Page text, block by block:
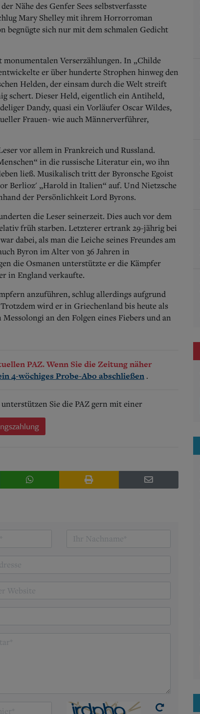
Nähe des Genfer Sees selbstverfasste
Mary Shelley mit ihrem Horrorroman
begnügte sich nur mit dem schmalen Gedicht
Verserzählungen. In „Childe
er über hunderte Strophen hinweg den
Helden, der einsam durch die Welt streift
schert. Dieser Held, eigentlich ein Antiheld,
Dandy, quasi ein Vorläufer Oscar Wildes,
Frauen- wie auch Männerverführer,
vor allem in Frankreich und Russland.
in die russische Literatur ein, wo ihn
ließ. Musikalisch tritt der Byronsche Egoist
Berlioz' „Harold in Italien“ auf. Und Nietzsche
der Persönlichkeit Lord Byrons.
die Leser seinerzeit. Dies auch vor dem
früh starben. Letzterer ertrank 29-jährig bei
dabei, als man die Leiche seines Freundes am
Byron im Alter von 36 Jahren in
die Osmanen unterstützte er die Kämpfer
in England verkaufte.
anzuführen, schlug allerdings aufgrund
wird er in Griechenland bis heute als
an den Folgen eines Fiebers und an
PAZ. Wenn Sie die Zeitung näher
4-wöchiges Probe-Abo abschließen .
Sie die PAZ gern mit einer